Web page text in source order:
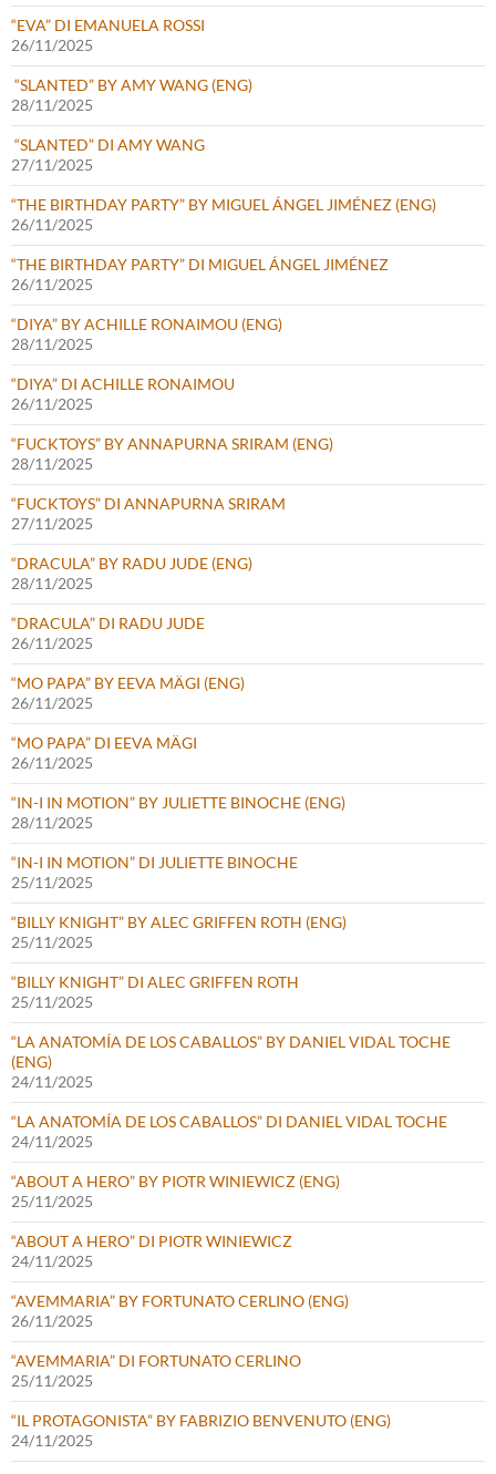
“EVA” DI EMANUELA ROSSI
26/11/2025
“SLANTED” BY AMY WANG (ENG)
28/11/2025
“SLANTED” DI AMY WANG
27/11/2025
“THE BIRTHDAY PARTY” BY MIGUEL ÁNGEL JIMÉNEZ (ENG)
26/11/2025
“THE BIRTHDAY PARTY” DI MIGUEL ÁNGEL JIMÉNEZ
26/11/2025
“DIYA” BY ACHILLE RONAIMOU (ENG)
28/11/2025
“DIYA” DI ACHILLE RONAIMOU
26/11/2025
“FUCKTOYS” BY ANNAPURNA SRIRAM (ENG)
28/11/2025
“FUCKTOYS” DI ANNAPURNA SRIRAM
27/11/2025
“DRACULA” BY RADU JUDE (ENG)
28/11/2025
“DRACULA” DI RADU JUDE
26/11/2025
“MO PAPA” BY EEVA MÄGI (ENG)
26/11/2025
“MO PAPA” DI EEVA MÄGI
26/11/2025
“IN-I IN MOTION” BY JULIETTE BINOCHE (ENG)
28/11/2025
“IN-I IN MOTION” DI JULIETTE BINOCHE
25/11/2025
“BILLY KNIGHT” BY ALEC GRIFFEN ROTH (ENG)
25/11/2025
“BILLY KNIGHT” DI ALEC GRIFFEN ROTH
25/11/2025
“LA ANATOMÍA DE LOS CABALLOS” BY DANIEL VIDAL TOCHE
(ENG)
24/11/2025
“LA ANATOMÍA DE LOS CABALLOS” DI DANIEL VIDAL TOCHE
24/11/2025
“ABOUT A HERO” BY PIOTR WINIEWICZ (ENG)
25/11/2025
“ABOUT A HERO” DI PIOTR WINIEWICZ
24/11/2025
“AVEMMARIA” BY FORTUNATO CERLINO (ENG)
26/11/2025
“AVEMMARIA” DI FORTUNATO CERLINO
25/11/2025
“IL PROTAGONISTA” BY FABRIZIO BENVENUTO (ENG)
24/11/2025